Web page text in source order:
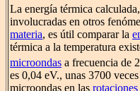
La energía térmica
involucradas en otros
materia, es útil comparar la
térmica a la temperatura
microondas a frecuencia de
es 0,04 eV., unas 3700
microondas en las